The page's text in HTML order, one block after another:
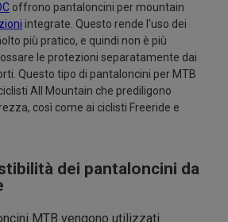
offrono pantaloncini per mountain
integrate. Questo rende l'uso dei
più pratico, e quindi non è più
le protezioni separatamente dai
Questo tipo di pantaloncini per MTB
All Mountain che prediligono
così come ai ciclisti Freeride e
dei pantaloncini da
MTB vengono utilizzati